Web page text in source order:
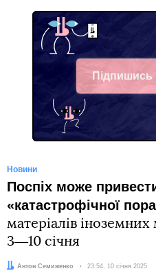
Підпишись
Facebook
Новини
Поспіх може
«катастрофічної
матеріалів іноземних
3―10 січня
Автор:
Антон Семиженко Дата:
23:54, 10 січня 2025